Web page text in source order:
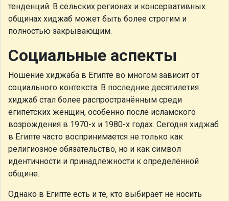
тенденций. В сельских регионах и консервативных
общинах хиджаб может быть более строгим и
полностью закрывающим.
Социальные аспекты
Ношение хиджаба в Египте во многом зависит от
социального контекста. В последние десятилетия
хиджаб стал более распространённым среди
египетских женщин, особенно после исламского
возрождения в 1970-х и 1980-х годах. Сегодня хиджаб
в Египте часто воспринимается не только как
религиозное обязательство, но и как символ
идентичности и принадлежности к определённой
общине.
Однако в Египте есть и те, кто выбирает не носить